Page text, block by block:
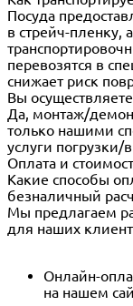
Посуда
в стрейч-пленку,
перевозятся в
снижает риск
Вы
Да, монтаж/
только нашими
услуги
Оплата и
Какие способы
безналичный
Мы предлагаем
для наших
Онлайн-
на нашем